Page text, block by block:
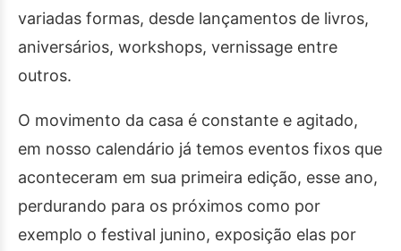
variadas formas, desde lançamentos de livros,
aniversários, workshops, vernissage entre
outros.
O movimento da casa é constante e agitado,
em nosso calendário já temos eventos fixos que
aconteceram em sua primeira edição, esse ano,
perdurando para os próximos como por
exemplo o festival junino, exposição elas por